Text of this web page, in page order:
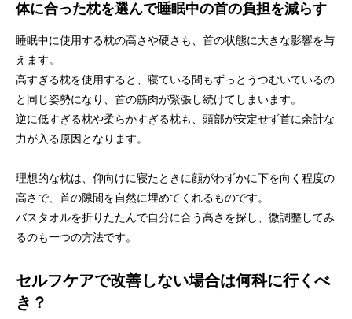
体に合った枕を選んで睡眠中の首の負担を減らす
睡眠中に使用する枕の高さや硬さも、首の状態に大きな影響を与
えます。
高すぎる枕を使用すると、寝ている間もずっとうつむいているの
と同じ姿勢になり、首の筋肉が緊張し続けてしまいます。
逆に低すぎる枕や柔らかすぎる枕も、頭部が安定せず首に余計な
力が入る原因となります。
理想的な枕は、仰向けに寝たときに顔がわずかに下を向く程度の
高さで、首の隙間を自然に埋めてくれるものです。
バスタオルを折りたたんで自分に合う高さを探し、微調整してみ
るのも一つの方法です。
セルフケアで改善しない場合は何科に行くべ
き？